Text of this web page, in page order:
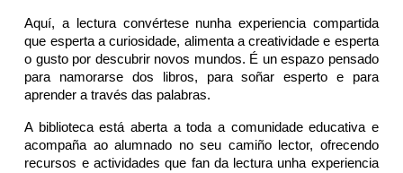
Aquí, a lectura convértese nunha experiencia compartida
que esperta a curiosidade, alimenta a creatividade e esperta
o gusto por descubrir novos mundos. É un espazo pensado
para namorarse dos libros, para soñar esperto e para
aprender a través das palabras.
A biblioteca está aberta a toda a comunidade educativa e
acompaña ao alumnado no seu camiño lector, ofrecendo
recursos e actividades que fan da lectura unha experiencia